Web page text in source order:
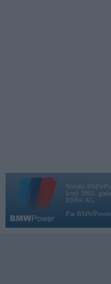
Vortāls
kopš 2002.
BMW AG.
Par BMWPower